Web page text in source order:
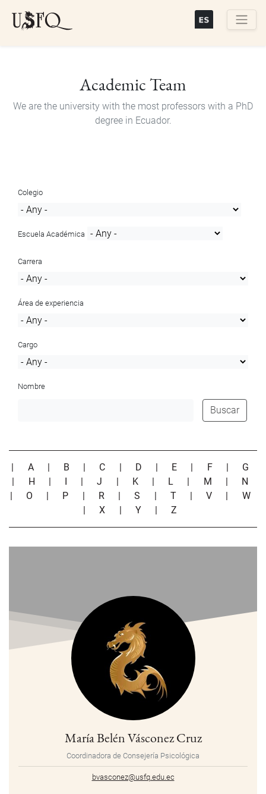
Academic Team
We are the university with the most professors with a PhD
degree in Ecuador.
Colegio
Escuela Académica
Carrera
Área de experiencia
Cargo
Nombre
Buscar
| A | B | C | D | E | F | G
| H | I |J | K | L | M | N
| O | P | R |S | T |V | W
|X | Y |Z
María Belén Vásconez Cruz
Coordinadora de Consejería Psicológica
bvasconez@usfq.edu.ec